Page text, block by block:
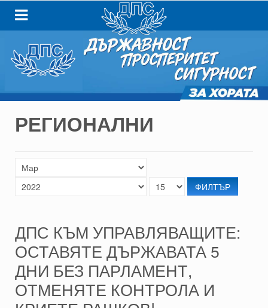
РЕГИОНАЛНИ
ФИЛТЪР
ДПС КЪМ УПРАВЛЯВАЩИТЕ:
ОСТАВЯТЕ ДЪРЖАВАТА 5
ДНИ БЕЗ ПАРЛАМЕНТ,
ОТМЕНЯТЕ КОНТРОЛА И